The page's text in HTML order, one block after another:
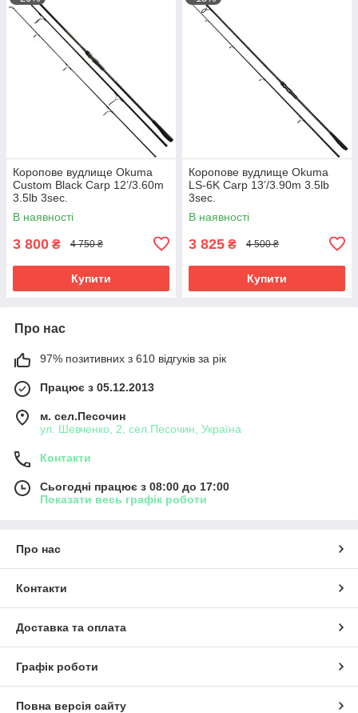
Коропове вудлище Okuma
Custom Black Carp 12’/3.60m
3.5lb 3sec.
В наявності
3 800 ₴ 4 750 ₴
Купити
Коропове вудлище Okuma
LS-6K Carp 13’/3.90m 3.5lb
3sec.
В наявності
3 825 ₴ 4 500 ₴
Купити
Про нас
97% позитивних з 610 відгуків за рік
Працює з 05.12.2013
м. сел.Песочин
ул. Шевченко, 2, сел.Песочин, Україна
Контакти
Сьогодні працює з 08:00 до 17:00
Показати весь графік роботи
Про нас
Контакти
Доставка та оплата
Графік роботи
Повна версія сайту